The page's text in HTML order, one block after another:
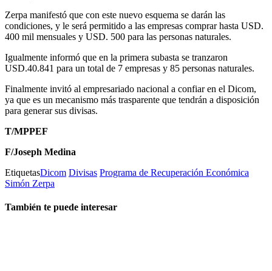
Zerpa manifestó que con este nuevo esquema se darán las
condiciones, y le será permitido a las empresas comprar hasta USD.
400 mil mensuales y USD. 500 para las personas naturales.
Igualmente informó que en la primera subasta se tranzaron
USD.40.841 para un total de 7 empresas y 85 personas naturales.
Finalmente invitó al empresariado nacional a confiar en el Dicom,
ya que es un mecanismo más trasparente que tendrán a disposición
para generar sus divisas.
T/MPPEF
F/Joseph Medina
EtiquetasDicom Divisas Programa de Recuperación Económica
Simón Zerpa
También te puede interesar